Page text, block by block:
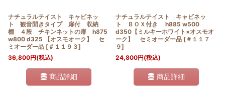
ナチュラルテイスト キャビネッ
ト 観音開きタイプ 扉付 収納
棚 ４段 チキンネットの扉 h875
w800 d325 【オスモオーク】 セ
ミオーダー品 [ ＃１１９３]
36,800円(税込)
商品詳細
ナチュラルテイスト キャビネッ
ト ＢＯＸ付き h885 w500
d350【ミルキーホワイト×オスモオ
ーク】 セミオーダー品 [ ＃１１７
９]
24,800円(税込)
商品詳細